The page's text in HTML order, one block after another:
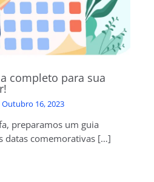
completo para sua
Outubro 16, 2023
preparamos um guia
datas comemorativas […]